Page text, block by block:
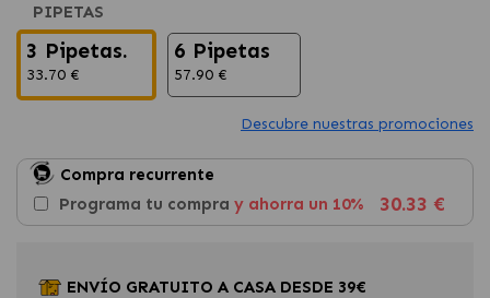
Comienza su acción en tan solo 6 horas, proporcionando
unaprotección continua y se mantiene duradera
durante 30 días.
PIPETAS
3 Pipetas.
33.70 €
6 Pipetas
57.90 €
Descubre nuestras promociones
Compra recurrente
Programa tu compra y ahorra un 10% 30.33 €
ENVÍO GRATUITO A CASA DESDE 39€